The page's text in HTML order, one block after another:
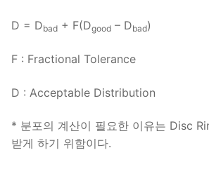
D = Dbad + F(Dgood – Dbad)
F : Fractional Tolerance
D : Acceptable Distribution
* 분포의 계산이 필요한 이유는 Disc
받게 하기 위함이다.